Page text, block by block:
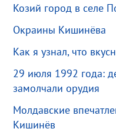
Козий город в селе
Окраины Кишинёва
Как я узнал, что
29 июля 1992 года:
замолчали орудия
Молдавские
Кишинёв